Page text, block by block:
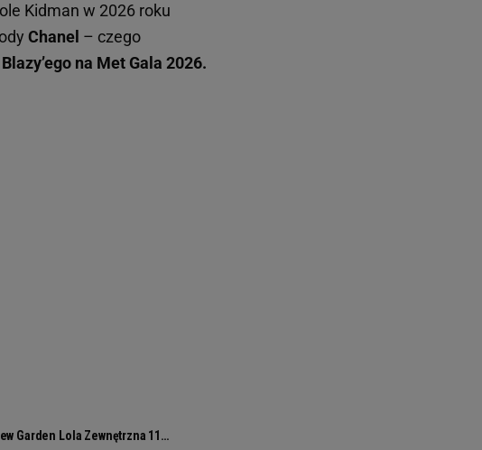
Kidman w 2026 roku
Chanel – czego
na Met Gala 2026.